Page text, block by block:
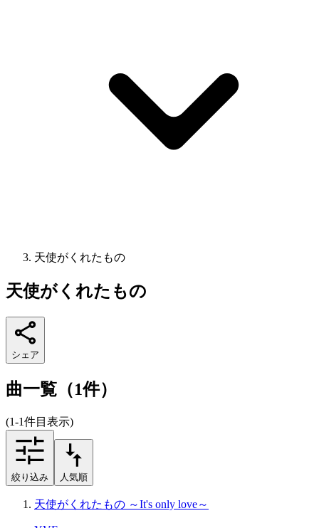
天使がくれたもの
天使がくれたもの
シェア
曲一覧（1件）
(1-1件目表示)
絞り込み 人気順
天使がくれたもの ～It's only love～